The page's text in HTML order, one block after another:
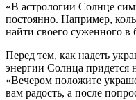
«В астрологии Солнце
постоянно. Например,
найти своего суженного
Перед тем, как надеть
энергии Солнца придется
«Вечером положите
вам радость, а после